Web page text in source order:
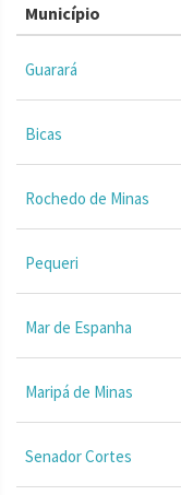
Município
Guarará
Bicas
Rochedo de Minas
Pequeri
Mar de Espanha
Maripá de Minas
Senador Cortes